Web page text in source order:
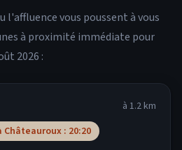
l'affluence vous poussent à vous
à proximité immédiate pour
2026 :
à 1.2 km
Châteauroux : 20:20